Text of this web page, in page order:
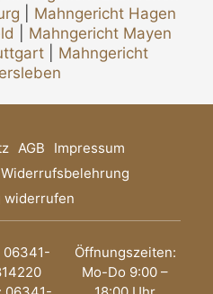
Mahngericht Hagen
Mahngericht Mayen
Mahngericht
AGB
Impressum
Widerrufsbelehrung
widerrufen
06341-
Öffnungszeiten:
Mo-Do 9:00 –